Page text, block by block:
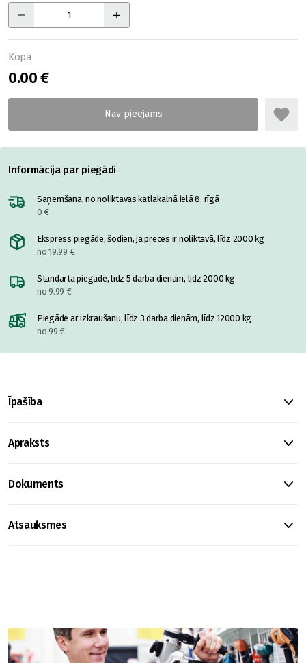
Kopā
0.00 €
Informācija par piegādi
Saņemšana, no noliktavas katlakalnā ielā 8, rīgā
0 €
Ekspress piegāde, šodien, ja preces ir noliktavā, līdz 2000 kg
no 19.99 €
Standarta piegāde, līdz 5 darba dienām, līdz 2000 kg
no 9.99 €
Piegāde ar izkraušanu, līdz 3 darba dienām, līdz 12000 kg
no 99 €
Īpašība
Apraksts
Dokuments
Atsauksmes